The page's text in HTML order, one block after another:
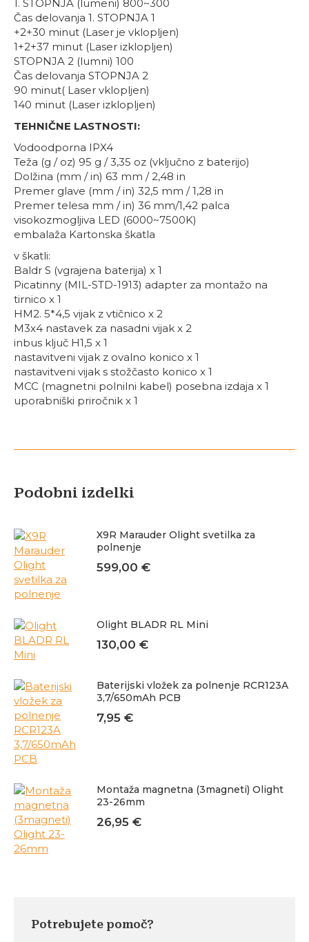
1. STOPNJA (lumeni) 800~300
Čas delovanja 1. STOPNJA 1
+2+30 minut (Laser je vklopljen)
1+2+37 minut (Laser izklopljen)
STOPNJA 2 (lumni) 100
Čas delovanja STOPNJA 2
90 minut( Laser vklopljen)
140 minut (Laser izklopljen)
TEHNIČNE LASTNOSTI:
Vodoodporna IPX4
Teža (g / oz) 95 g / 3,35 oz (vključno z baterijo)
Dolžina (mm / in) 63 mm / 2,48 in
Premer glave (mm / in) 32,5 mm / 1,28 in
Premer telesa mm / in) 36 mm/1,42 palca
visokozmogljiva LED (6000~7500K)
embalaža Kartonska škatla
v škatli:
Baldr S (vgrajena baterija) x 1
Picatinny (MIL-STD-1913) adapter za montažo na
tirnico x 1
HM2. 5*4,5 vijak z vtičnico x 2
M3x4 nastavek za nasadni vijak x 2
inbus ključ H1,5 x 1
nastavitveni vijak z ovalno konico x 1
nastavitveni vijak s stožčasto konico x 1
MCC (magnetni polnilni kabel) posebna izdaja x 1
uporabniški priročnik x 1
Podobni izdelki
X9R Marauder Olight svetilka za
polnenje
599,00 €
Olight BLADR RL Mini
130,00 €
Baterijski vložek za polnenje RCR123A
3,7/650mAh PCB
7,95 €
Montaža magnetna (3magneti) Olight
23-26mm
26,95 €
Potrebujete pomoč?